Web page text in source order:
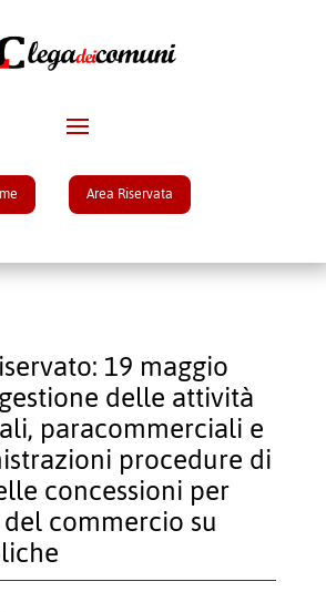
Area Riservata
19 maggio
delle attività
paracommerciali e
procedure di
concessioni per
commercio su